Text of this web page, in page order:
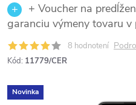
+ Voucher na
garanciu výmeny tovaru v
8 hodnotení
Kód: 11779/CER
Novinka